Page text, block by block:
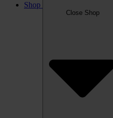
Shop
Close Shop